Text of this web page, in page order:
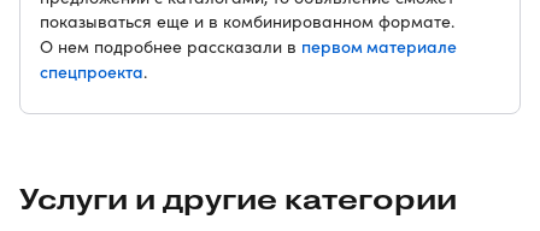
показываться еще и в комбинированном формате.
О нем подробнее рассказали в первом материале
спецпроекта.
Услуги и другие категории